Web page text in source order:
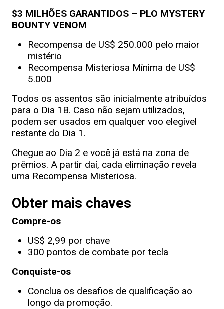
$3 MILHÕES GARANTIDOS – PLO MYSTERY
BOUNTY VENOM
Recompensa de US$ 250.000 pelo maior
mistério
Recompensa Misteriosa Mínima de US$
5.000
Todos os assentos são inicialmente atribuídos
para o Dia 1B. Caso não sejam utilizados,
podem ser usados em qualquer voo elegível
restante do Dia 1.
Chegue ao Dia 2 e você já está na zona de
prêmios. A partir daí, cada eliminação revela
uma Recompensa Misteriosa.
Obter mais chaves
Compre-os
US$ 2,99 por chave
300 pontos de combate por tecla
Conquiste-os
Conclua os desafios de qualificação ao
longo da promoção.